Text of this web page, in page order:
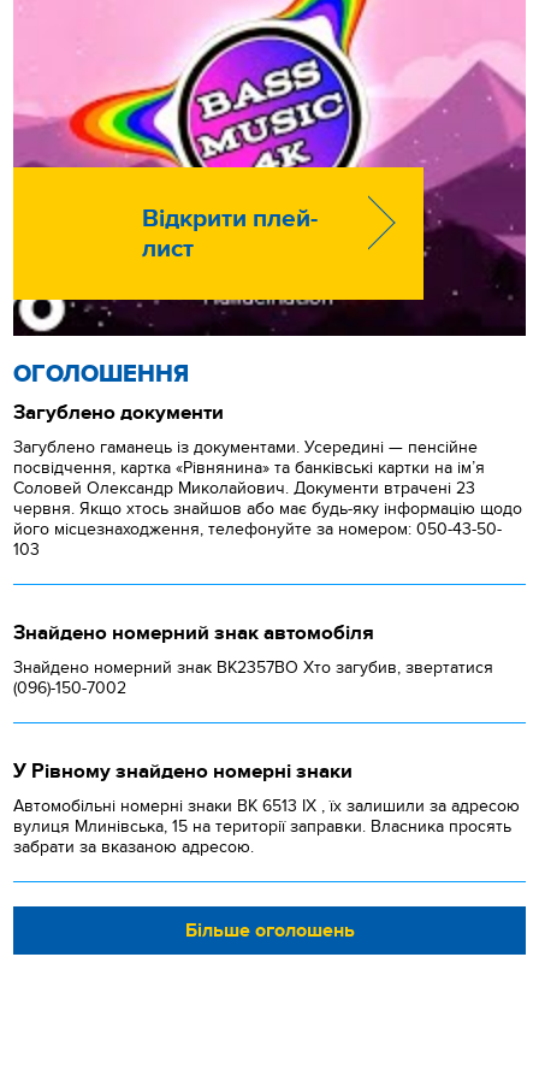
Відкрити плей-
лист
ОГОЛОШЕННЯ
Загублено документи
Загублено гаманець із документами. Усередині — пенсійне
посвідчення, картка «Рівнянина» та банківські картки на ім’я
Соловей Олександр Миколайович. Документи втрачені 23
червня. Якщо хтось знайшов або має будь-яку інформацію щодо
його місцезнаходження, телефонуйте за номером: 050-43-50-
103
Знайдено номерний знак автомобіля
Знайдено номерний знак ВК2357ВО Хто загубив, звертатися
(096)-150-7002
У Рівному знайдено номерні знаки
Автомобільні номерні знаки BK 6513 IX , їх залишили за адресою
вулиця Млинівська, 15 на території заправки. Власника просять
забрати за вказаною адресою.
Більше оголошень